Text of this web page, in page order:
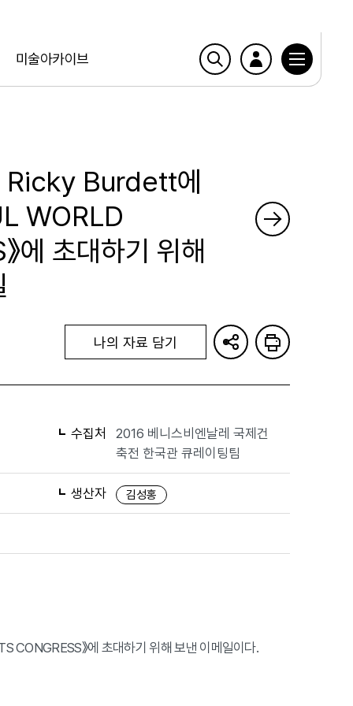
미술아카이브
Ricky Burdett에
WORLD
에 초대하기 위해
나의 자료 담기
수집처
2016 베니스비엔날레 국제건
축전 한국관 큐레이팅팀
생산자 김성홍
CONGRESS》에 초대하기 위해 보낸 이메일이다.